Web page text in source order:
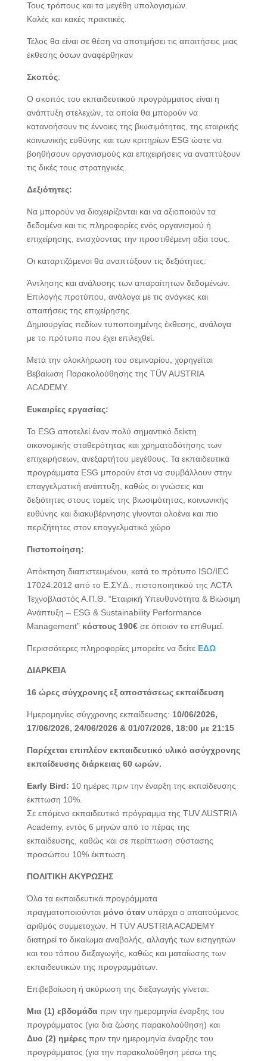
Τους τρόπους και τα μεγέθη υπολογισμών.
Καλές και κακές πρακτικές.
Τέλος θα είναι σε θέση να αποτιμήσει τις απαιτήσεις μιας
έκθεσης όσων αναφέρθηκαν
Σκοπός:
Ο σκοπός του εκπαιδευτικού προγράμματος είναι η
ανάπτυξη στελεχών, τα οποία θα μπορούν να
κατανοήσουν τις έννοιες της βιωσιμότητας, της εταιρικής
κοινωνικής ευθύνης και των κριτηρίων ESG ώστε να
βοηθήσουν οργανισμούς και επιχειρήσεις να αναπτύξουν
τις δικές τους στρατηγικές.
Δεξιότητες:
Να μπορούν να διαχειρίζονται και να αξιοποιούν τα
δεδομένα και τις πληροφορίες ενός οργανισμού ή
επιχείρησης, ενισχύοντας την προστιθέμενη αξία τους.
Οι καταρτιζόμενοι θα αναπτύξουν τις δεξιότητες:
Άντλησης και ανάλυσης των απαραίτητων δεδομένων.
Επιλογής προτύπου, ανάλογα με τις ανάγκες και
απαιτήσεις της επιχείρησης.
Δημιουργίας πεδίων τυποποιημένης έκθεσης, ανάλογα
με το πρότυπο που έχει επιλεχθεί.
Μετά την ολοκλήρωση του σεμιναρίου, χορηγείται
Βεβαίωση Παρακολούθησης της TÜV AUSTRIA
ACADEMY.
Ευκαιρίες εργασίας:
Το ESG αποτελεί έναν πολύ σημαντικό δείκτη
οικονομικής σταθερότητας και χρηματοδότησης των
επιχειρήσεων, ανεξαρτήτου μεγέθους. Τα εκπαιδευτικά
προγράμματα ESG μπορούν έτσι να συμβάλλουν στην
επαγγελματική ανάπτυξη, καθώς οι γνώσεις και
δεξιότητες στους τομείς της βιωσιμότητας, κοινωνικής
ευθύνης και διακυβέρνησης γίνονται ολοένα και πιο
περιζήτητες στον επαγγελματικό χώρο
Πιστοποίηση:
Απόκτηση διαπιστευμένου, κατά το πρότυπο ISO/IEC
17024:2012 από το Ε.ΣΥ.Δ., πιστοποιητικού της ACTA
Τεχνοβλαστός Α.Π.Θ. “Εταιρική Υπευθυνότητα & Βιώσιμη
Ανάπτυξη – ESG & Sustainability Performance
Management” κόστους 190€σε όποιον το επιθυμεί.
Περισσότερες πληροφορίες μπορείτε να δείτε ΕΔΩ
ΔΙΑΡΚΕΙΑ
16 ώρες σύγχρονης εξ αποστάσεως εκπαίδευση
Ημερομηνίες σύγχρονης εκπαίδευσης: 10/06/2026,
17/06/2026, 24/06/2026 & 01/07/2026, 18:00 με 21:15
Παρέχεται επιπλέον εκπαιδευτικό υλικό ασύγχρονης
εκπαίδευσης διάρκειας 60 ωρών.
Early Bird: 10 ημέρες πριν την έναρξη της εκπαίδευσης
έκπτωση 10%.
Σε επόμενο εκπαιδευτικό πρόγραμμα της TUV AUSTRIA
Academy, εντός 6 μηνών από το πέρας της
εκπαίδευσης, καθώς και σε περίπτωση σύστασης
προσώπου 10% έκπτωση.
ΠΟΛΙΤΙΚΗ ΑΚΥΡΩΣΗΣ
Όλα τα εκπαιδευτικά προγράμματα
πραγματοποιούνται μόνο όταν υπάρχει ο απαιτούμενος
αριθμός συμμετοχών. Η TÜV AUSTRIA ACADEMY
διατηρεί το δικαίωμα αναβολής, αλλαγής των εισηγητών
και του τόπου διεξαγωγής, καθώς και ματαίωσης των
εκπαιδευτικών της προγραμμάτων.
Επιβεβαίωση ή ακύρωση της διεξαγωγής γίνεται:
Μια (1) εβδομάδα πριν την ημερομηνία έναρξης του
προγράμματος (για δια ζώσης παρακολούθηση) και
Δυο (2) ημέρες πριν την ημερομηνία έναρξης του
προγράμματος (για την παρακολούθηση μέσω της